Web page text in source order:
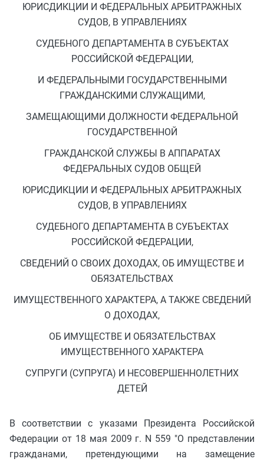
ЮРИСДИКЦИИ И ФЕДЕРАЛЬНЫХ АРБИТРАЖНЫХ
СУДОВ, В УПРАВЛЕНИЯХ
СУДЕБНОГО ДЕПАРТАМЕНТА В СУБЪЕКТАХ
РОССИЙСКОЙ ФЕДЕРАЦИИ,
И ФЕДЕРАЛЬНЫМИ ГОСУДАРСТВЕННЫМИ
ГРАЖДАНСКИМИ СЛУЖАЩИМИ,
ЗАМЕЩАЮЩИМИ ДОЛЖНОСТИ ФЕДЕРАЛЬНОЙ
ГОСУДАРСТВЕННОЙ
ГРАЖДАНСКОЙ СЛУЖБЫ В АППАРАТАХ
ФЕДЕРАЛЬНЫХ СУДОВ ОБЩЕЙ
ЮРИСДИКЦИИ И ФЕДЕРАЛЬНЫХ АРБИТРАЖНЫХ
СУДОВ, В УПРАВЛЕНИЯХ
СУДЕБНОГО ДЕПАРТАМЕНТА В СУБЪЕКТАХ
РОССИЙСКОЙ ФЕДЕРАЦИИ,
СВЕДЕНИЙ О СВОИХ ДОХОДАХ, ОБ ИМУЩЕСТВЕ И
ОБЯЗАТЕЛЬСТВАХ
ИМУЩЕСТВЕННОГО ХАРАКТЕРА, А ТАКЖЕ СВЕДЕНИЙ
О ДОХОДАХ,
ОБ ИМУЩЕСТВЕ И ОБЯЗАТЕЛЬСТВАХ
ИМУЩЕСТВЕННОГО ХАРАКТЕРА
СУПРУГИ (СУПРУГА) И НЕСОВЕРШЕННОЛЕТНИХ
ДЕТЕЙ
В соответствии с указами Президента Российской
Федерации от 18 мая 2009 г. N 559 "О представлении
гражданами, претендующими на замещение